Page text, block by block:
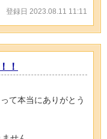
登録日 2023.08.11 11:11
！
て本当にありがとう